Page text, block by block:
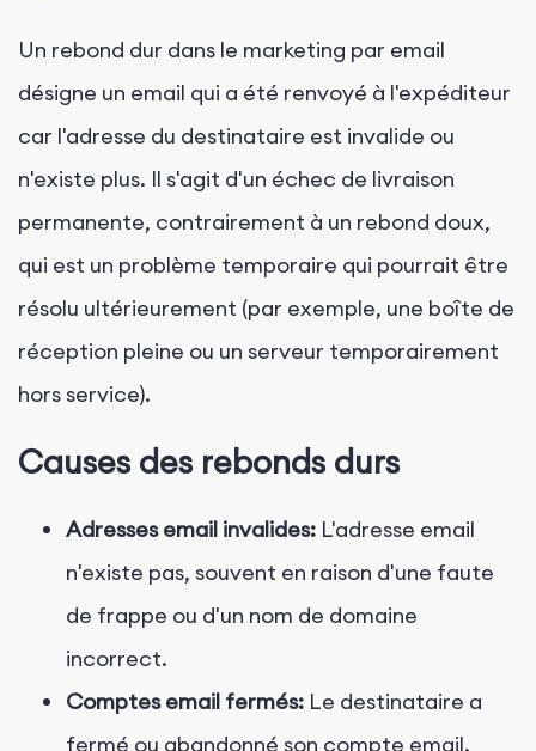
Un rebond dur dans le marketing par email
désigne un email qui a été renvoyé à l'expéditeur
car l'adresse du destinataire est invalide ou
n'existe plus. Il s'agit d'un échec de livraison
permanente, contrairement à un rebond doux,
qui est un problème temporaire qui pourrait être
résolu ultérieurement (par exemple, une boîte de
réception pleine ou un serveur temporairement
hors service).
Causes des rebonds durs
Adresses email invalides: L'adresse email
n'existe pas, souvent en raison d'une faute
de frappe ou d'un nom de domaine
incorrect.
Comptes email fermés: Le destinataire a
fermé ou abandonné son compte email.